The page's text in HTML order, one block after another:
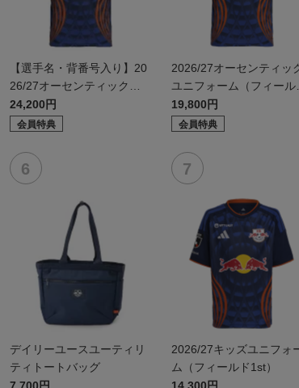
【選手名・背番号入り】20
26/27オーセンティックユ
ニフォーム（フィールド1s
t）
24,200円
会員特典
2026/27オーセンティッ
ユニフォーム（フィール
1st）
19,800円
会員特典
デイリーユースユーティリ
ティトートバッグ
2026/27キッズユニフォ
ム（フィールド1st）